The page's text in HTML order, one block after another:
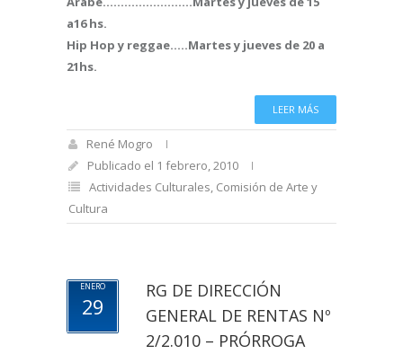
a16 hs.
Hip Hop y reggae…..Martes y jueves de 20 a
21hs.
LEER MÁS
René Mogro
Publicado el 1 febrero, 2010
Actividades Culturales, Comisión de Arte y
Cultura
ENERO
29
RG DE DIRECCIÓN
GENERAL DE RENTAS Nº
2/2.010 – PRÓRROGA